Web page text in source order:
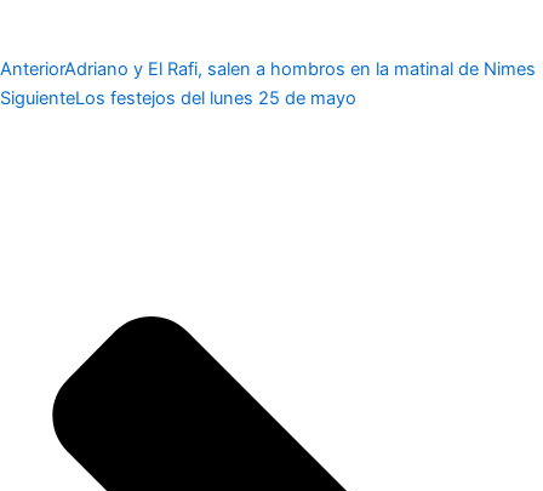
AnteriorAdriano y El Rafi, salen a hombros en la matinal de Nimes
SiguienteLos festejos del lunes 25 de mayo